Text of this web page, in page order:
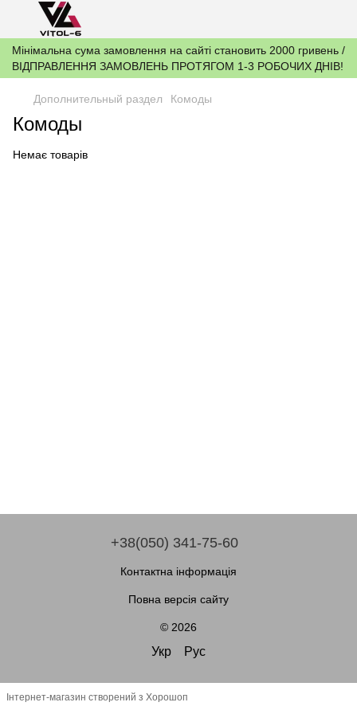
Мінімальна сума замовлення на сайті становить 2000 гривень /
ВІДПРАВЛЕННЯ ЗАМОВЛЕНЬ ПРОТЯГОМ 1-3 РОБОЧИХ ДНІВ!
Дополнительный раздел Комоды
Комоды
Немає товарів
+38(050) 341-75-60
Контактна інформація
Повна версія сайту
© 2026
Укр Рус
Інтернет-магазин створений з Хорошоп